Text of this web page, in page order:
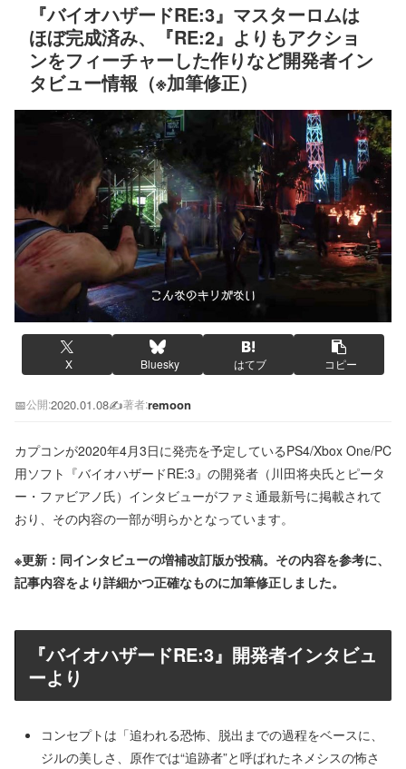
『バイオハザードRE:3』マスターロムは
ほぼ完成済み、『RE:2』よりもアクショ
ンをフィーチャーした作りなど開発者イン
タビュー情報（※加筆修正）
X Bluesky はてブ コピー
📅公開:2020.01.08✍️著者:remoon
カプコンが2020年4月3日に発売を予定しているPS4/Xbox One/PC
用ソフト『バイオハザードRE:3』の開発者（川田将央氏とピータ
ー・ファビアノ氏）インタビューがファミ通最新号に掲載されて
おり、その内容の一部が明らかとなっています。
※更新：同インタビューの増補改訂版が投稿。その内容を参考に、
記事内容をより詳細かつ正確なものに加筆修正しました。
『バイオハザードRE:3』開発者インタビュ
ーより
コンセプトは「追われる恐怖、脱出までの過程をベースに、
ジルの美しさ、原作では“追跡者”と呼ばれたネメシスの怖さ